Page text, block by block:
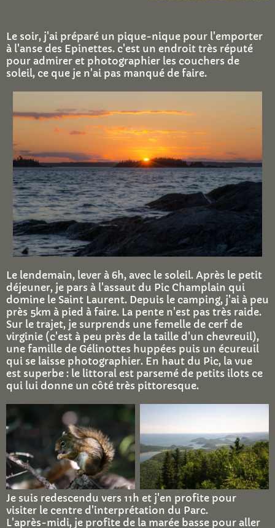
Le soir, j'ai préparé un pique-nique pour l'emporter
à l'anse des Epinettes. c'est un endroit très réputé
pour admirer et photographier les couchers de
soleil, ce que je n'ai pas manqué de faire.
Le lendemain, lever à 6h, avec le soleil. Après le petit
déjeuner, je pars à l'assaut du Pic Champlain qui
domine le Saint Laurent. Depuis le camping, j'ai à peu
près 5km à pied à faire. La pente n'est pas très raide.
Sur le trajet, je surprends une femelle de cerf de
virginie (c'est à peu près de la taille d'un chevreuil),
une famille de Gélinottes huppées puis un écureuil
qui se laisse photographier. En haut du Pic, la vue
est superbe : le littoral est parsemé de petits ilots ce
qui lui donne un côté très pittoresque.
Je suis redescendu vers 11h et j'en profite pour
visiter le centre d'interprétation du Parc.
L'après-midi, je profite de la marée basse pour aller